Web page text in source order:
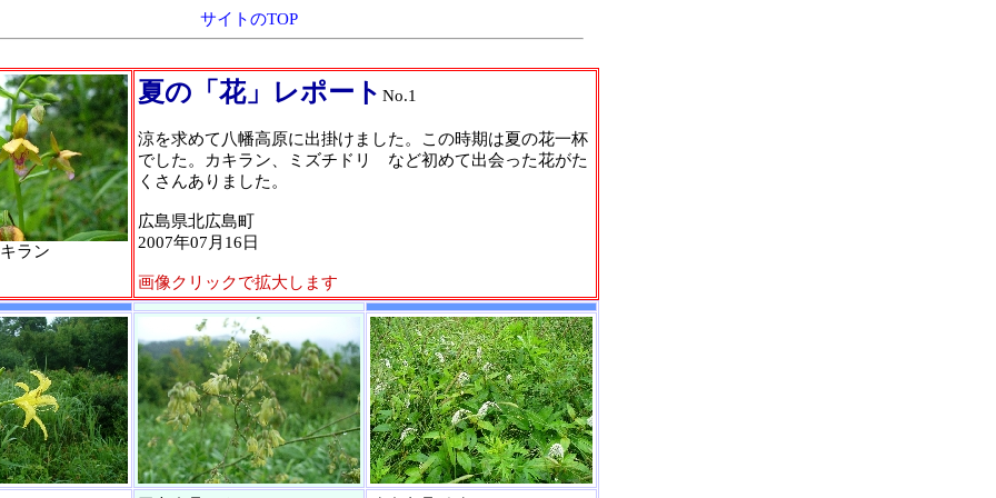
サイトのTOP
ラン
夏の「花」レポート No.1
涼を求めて八幡高原に出掛けました。この時期は夏の花一杯
でした。カキラン、ミズチドリ など初めて出会った花がた
くさんありました。
広島県北広島町
2007年07月16日
画像クリックで拡大します